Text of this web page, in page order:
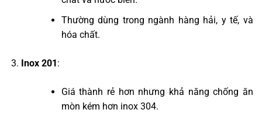
Thường dùng trong ngành hàng hải, y tế, và
hóa chất.
Inox 201:
Giá thành rẻ hơn nhưng khả năng chống ăn
mòn kém hơn inox 304.